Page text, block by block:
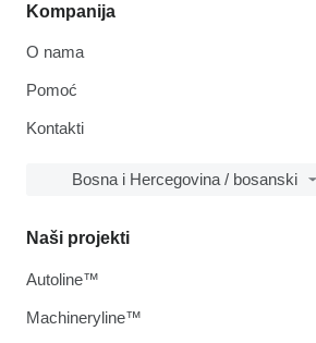
Kompanija
O nama
Pomoć
Kontakti
Bosna i Hercegovina / bosanski
Naši projekti
Autoline™
Machineryline™